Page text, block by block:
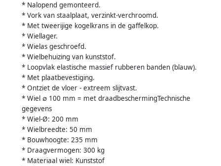
* Nalopend gemonteerd.
* Vork van staalplaat, verzinkt-verchroomd.
* Met tweerijige kogelkrans in de gaffelkop.
* Wiellager.
* Wielas geschroefd.
* Wielbehuizing van kunststof.
* Loopvlak elastische massief rubberen banden (blauw).
* Met plaatbevestiging.
* Ontziet de vloer - extreem slijtvast.
* Wiel ∅ 100 mm = met draadbeschermingTechnische
gegevens
* Wiel-Ø: 200 mm
* Wielbreedte: 50 mm
* Bouwhoogte: 235 mm
* Draagvermogen: 300 kg
* Materiaal wiel: Kunststof